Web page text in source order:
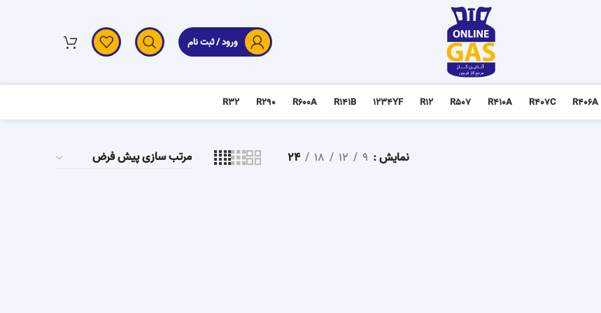
ورود / ثبت نام
R406A
R407C
R410A
R507
R12
1234YF
R141B
R600A
R290
R32
نمایش 9
12
18
24